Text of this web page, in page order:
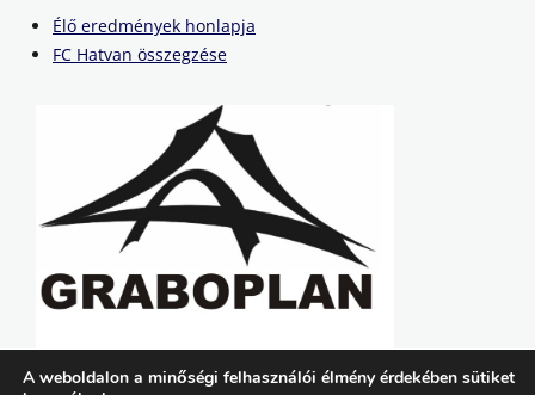
Élő eredmények honlapja
FC Hatvan összegzése
A weboldalon a minőségi felhasználói élmény érdekében sütiket